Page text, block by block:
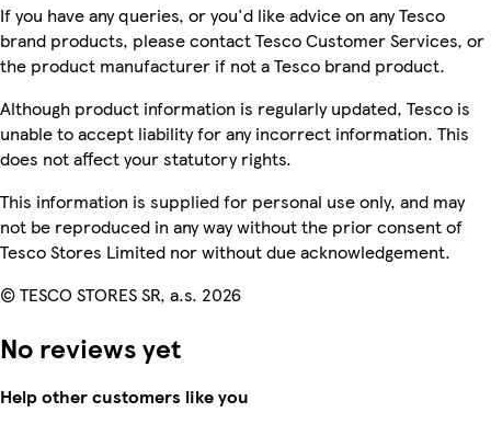
If you have any queries, or you'd like advice on any Tesco
brand products, please contact Tesco Customer Services, or
the product manufacturer if not a Tesco brand product.
Although product information is regularly updated, Tesco is
unable to accept liability for any incorrect information. This
does not affect your statutory rights.
This information is supplied for personal use only, and may
not be reproduced in any way without the prior consent of
Tesco Stores Limited nor without due acknowledgement.
© TESCO STORES SR, a.s. 2026
No reviews yet
Help other customers like you